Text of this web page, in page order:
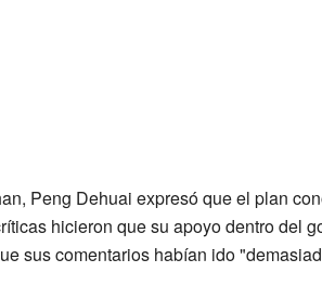
Peng Dehuai expresó que el plan
hicieron que su apoyo dentro del
sus comentarios habían ido